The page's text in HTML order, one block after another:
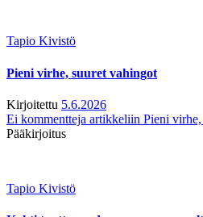
Tapio Kivistö
Pieni virhe, suuret vahingot
Kirjoitettu 5.6.2026
Ei kommentteja artikkeliin Pieni
Pääkirjoitus
Tapio Kivistö